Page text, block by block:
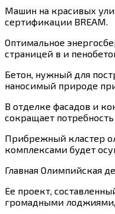
Машин на красивых
сертификации BREAМ.
Оптимальное
страницей в и
Бетон, нужный для
наносимый природе
В отделке фасадов и
сокращает
Прибрежный кластер
комплексами будет
Главная Олимпийская
Ее проект,
громадными лоджиями,